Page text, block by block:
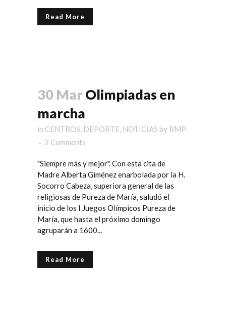
Read More
30 Mar Olimpiadas en
marcha
in CENTROS, DEPORTE, NOTICIAS by RMP
2 Comments
"Siempre más y mejor". Con esta cita de
Madre Alberta Giménez enarbolada por la H.
Socorro Cabeza, superiora general de las
religiosas de Pureza de María, saludó el
inicio de los I Juegos Olímpicos Pureza de
María, que hasta el próximo domingo
agruparán a 1600...
Read More